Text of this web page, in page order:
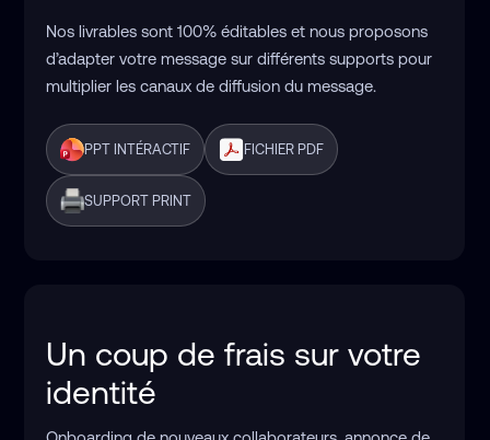
Nos livrables sont 100% éditables et nous proposons
d’adapter votre message sur différents supports pour
multiplier les canaux de diffusion du message.
PPT INTÉRACTIF FICHIER PDF
SUPPORT PRINT
Un coup de frais sur votre
identité